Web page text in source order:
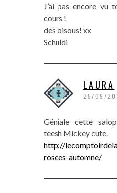
J’ai pas encore vu
cours !
des bisous! xx
Schuldi
LAURA
25/09/
Géniale cette
teesh Mickey cute.
http://
rosees-automne/